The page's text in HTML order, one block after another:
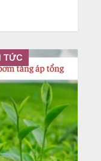
TỨC